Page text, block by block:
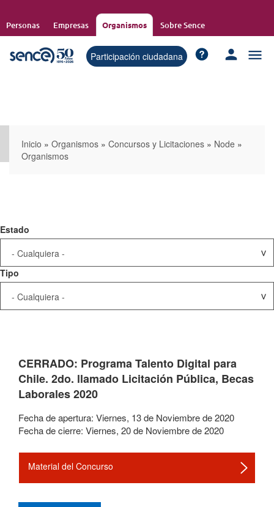
contenido
Personas Empresas Organismos Sobre Sence
Participación ciudadana
Inicio » Organismos » Concursos y Licitaciones » Node »
Organismos
Estado
Tipo
CERRADO: Programa Talento Digital para
Chile. 2do. llamado Licitación Pública, Becas
Laborales 2020
Fecha de apertura: Viernes, 13de Noviembrede2020
Fecha de cierre: Viernes, 20de Noviembrede2020
Material del Concurso